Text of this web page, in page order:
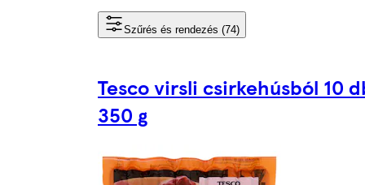
Szűrés és rendezés (74)
Tesco virsli csirkehúsból 10
350 g